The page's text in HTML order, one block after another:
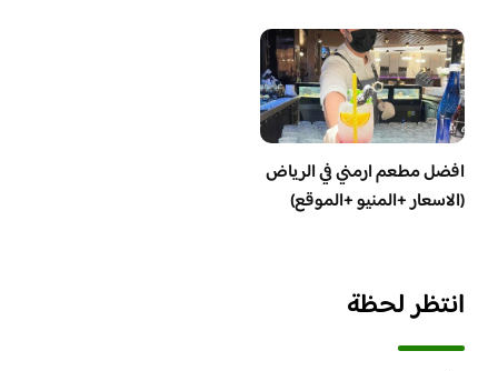
افضل مطعم ارمني في الرياض
(الاسعار +المنيو +الموقع)
انتظر لحظة